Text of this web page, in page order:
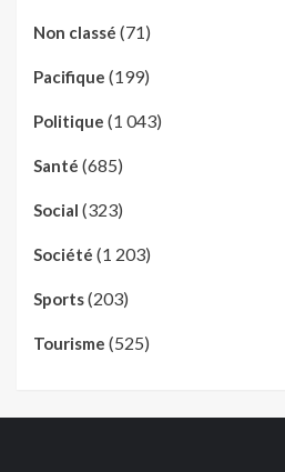
Non classé (71)
Pacifique (199)
Politique (1 043)
Santé (685)
Social (323)
Société (1 203)
Sports(203)
Tourisme (525)